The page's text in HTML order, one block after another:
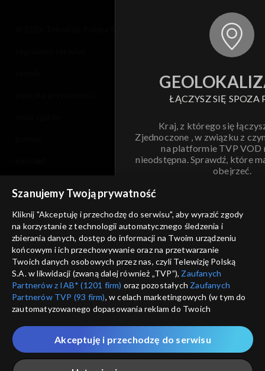
ŁĄCZYSZ SIĘ SPOZA
Kraj, z którego się
Zjednoczone , w związku z
na platformie TVP VOD
nieodstępna. Sprawdź, które
obejrzeć.
ANULUJ
informacje o dostawcy usług
Szanujemy Twoją prywatność
Kliknij "Akceptuję i przechodzę do serwisu", aby wyrazić zgody
na korzystanie z technologii automatycznego śledzenia i
zbierania danych, dostęp do informacji na Twoim urządzeniu
końcowym i ich przechowywanie oraz na przetwarzanie
Twoich danych osobowych przez nas, czyli Telewizję Polską
S.A. w likwidacji (zwaną dalej również „TVP”), Zaufanych
Partnerów z IAB* (1201 firm) oraz pozostałych Zaufanych
Partnerów TVP (93 firm), w celach marketingowych (w tym do
zautomatyzowanego dopasowania reklam do Twoich
które wskazujemy poniżej, a także zgody na udostępnianie
przez nas identyfikatora PPID do Google.
Twoje dane osobowe zbierane podczas odwiedzania przez
Akceptuję i przechodzę do serwisu